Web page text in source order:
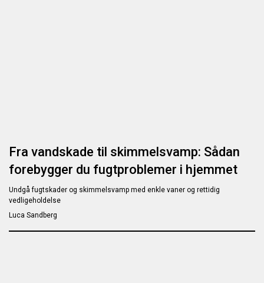
Fra vandskade til skimmelsvamp: Sådan
forebygger du fugtproblemer i hjemmet
Undgå fugtskader og skimmelsvamp med enkle vaner og rettidig
vedligeholdelse
Luca Sandberg